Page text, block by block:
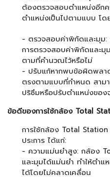
ต้องตรวจสอบตำแหน่งอีกค
ตำแหน่งเป็นไปตามแบบ โ
- ตรวจสอบค่าพิกัดและมุม:
การตรวจสอบค่าพิกัดและ
ตามที่คำนวณไว้หรือไม่
- ปรับแก้หากพบข้อผิดพลา
ตรงตามแบบที่กำหนด สาม
ปริซึมหรือปรับตำแหน่งขอ
ข้อดีของการใช้กล้อง Total
การใช้กล้อง Total
ประการ ได้แก่:
- ความแม่นยำสูง: กล้อง
และมุมได้แม่นยำ ทำให้ตำ
ได้โดยไม่คลาดเคลื่อน